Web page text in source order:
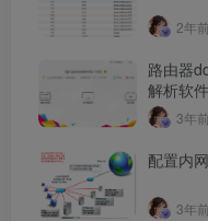
2年前
路由器
解析软
3年前
配置内
3年前